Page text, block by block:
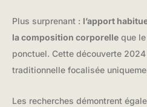
Plus surprenant : l’apport
la composition corporelle que
ponctuel. Cette découverte
traditionnelle focalisée
Les recherches démontrent